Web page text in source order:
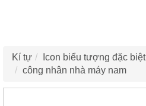
Kí tự
Icon biểu tượng đặc biệt
công nhân nhà máy nam